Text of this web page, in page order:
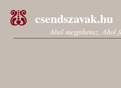
csendszavak.hu
Ahol megpihensz. Ahol